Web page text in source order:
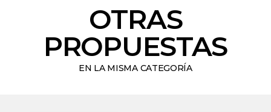
OTRAS
PROPUESTAS
EN LA MISMA CATEGORÍA